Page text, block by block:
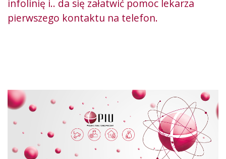
infolinię i.. da się załatwić pomoc lekarza
pierwszego kontaktu na telefon.